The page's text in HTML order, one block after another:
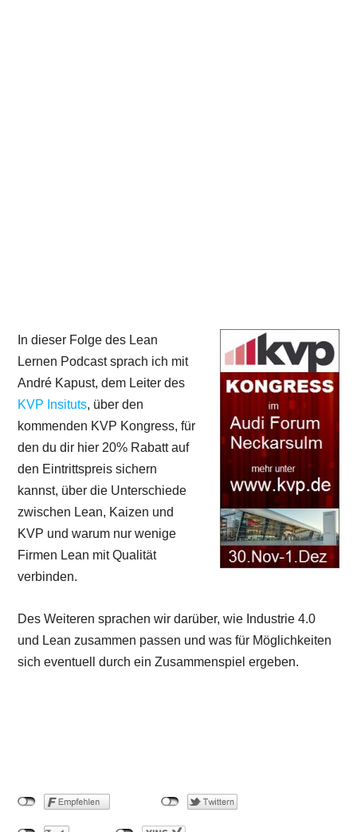
In dieser Folge des Lean
Lernen Podcast sprach ich mit
André Kapust, dem Leiter des
KVP Insituts, über den
kommenden KVP Kongress, für
den du dir hier 20% Rabatt auf
den Eintrittspreis sichern
kannst, über die Unterschiede
zwischen Lean, Kaizen und
KVP und warum nur wenige
Firmen Lean mit Qualität
verbinden.
Des Weiteren sprachen wir darüber, wie Industrie 4.0
und Lean zusammen passen und was für Möglichkeiten
sich eventuell durch ein Zusammenspiel ergeben.